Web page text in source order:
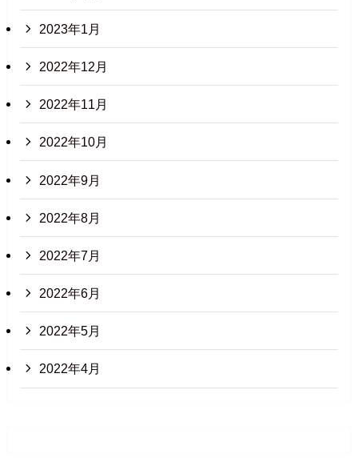
2023年1月
2022年12月
2022年11月
2022年10月
2022年9月
2022年8月
2022年7月
2022年6月
2022年5月
2022年4月